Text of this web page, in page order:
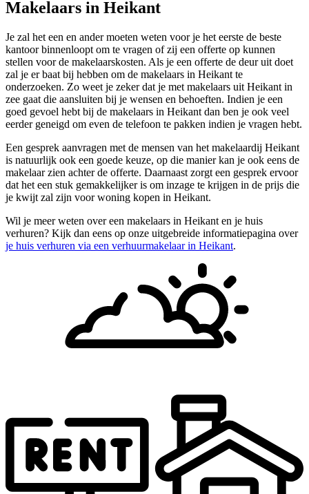
Makelaars in Heikant
Je zal het een en ander moeten weten voor je het eerste de beste
kantoor binnenloopt om te vragen of zij een offerte op kunnen
stellen voor de makelaarskosten. Als je een offerte de deur uit doet
zal je er baat bij hebben om de makelaars in Heikant te
onderzoeken. Zo weet je zeker dat je met makelaars uit Heikant in
zee gaat die aansluiten bij je wensen en behoeften. Indien je een
goed gevoel hebt bij de makelaars in Heikant dan ben je ook veel
eerder geneigd om even de telefoon te pakken indien je vragen hebt.
Een gesprek aanvragen met de mensen van het makelaardij Heikant
is natuurlijk ook een goede keuze, op die manier kan je ook eens de
makelaar zien achter de offerte. Daarnaast zorgt een gesprek ervoor
dat het een stuk gemakkelijker is om inzage te krijgen in de prijs die
je kwijt zal zijn voor woning kopen in Heikant.
Wil je meer weten over een makelaars in Heikant en je huis
verhuren? Kijk dan eens op onze uitgebreide informatiepagina over
je huis verhuren via een verhuurmakelaar in Heikant.